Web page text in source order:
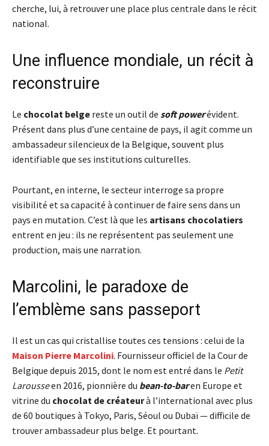
cherche, lui, à retrouver une place plus centrale dans le récit
national.
Une influence mondiale, un récit à
reconstruire
Le chocolat belge reste un outil de soft powerévident.
Présent dans plus d’une centaine de pays, il agit comme un
ambassadeur silencieux de la Belgique, souvent plus
identifiable que ses institutions culturelles.
Pourtant, en interne, le secteur interroge sa propre
visibilité et sa capacité à continuer de faire sens dans un
pays en mutation. C’est là que les artisans chocolatiers
entrent en jeu : ils ne représentent pas seulement une
production, mais une narration.
Marcolini, le paradoxe de
l’emblème sans passeport
Il est un cas qui cristallise toutes ces tensions : celui de la
Maison Pierre Marcolini. Fournisseur officiel de la Cour de
Belgique depuis 2015, dont le nom est entré dans le Petit
Larousseen 2016, pionnière du bean-to-baren Europe et
vitrine du chocolat de créateurà l’international avec plus
de 60 boutiques à Tokyo, Paris, Séoul ou Dubaï — difficile de
trouver ambassadeur plus belge. Et pourtant.